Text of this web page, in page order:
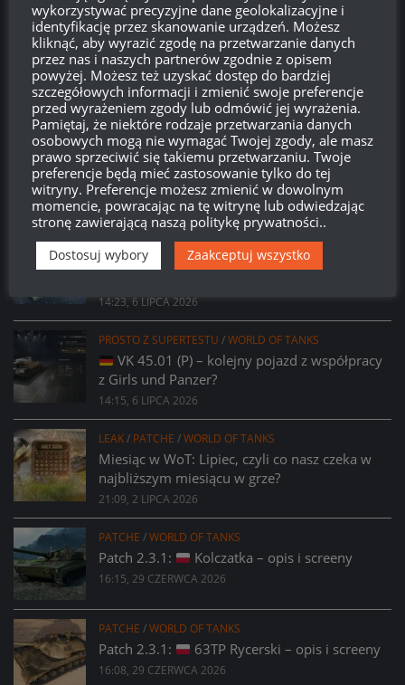
Brakwierzchołka drzewkaod:
581
Dni
03
Godzin
12
Minut
10
Sekund
PROSTO Z SUPERTESTU/WORLD OF TANKS
Prsoto z Supertestu: Zmiany parametrów
14:23, 6 LIPCA 2026
PROSTO Z SUPERTESTU /WORLD OF TANKS
VK 45.01 (P) – kolejny pojazd z współpracy
z Girls und Panzer?
14:15, 6 LIPCA 2026
LEAK/ PATCHE /WORLD OF TANKS
Miesiąc w WoT: Lipiec, czyli co nasz czeka w
najbliższym miesiącu w grze?
21:09, 2 LIPCA 2026
PATCHE /WORLD OF TANKS
Patch 2.3.1: Kolczatka – opis i screeny
16:15, 29 CZERWCA 2026
PATCHE /WORLD OF TANKS
Patch 2.3.1: 63TP Rycerski – opis i screeny
16:08, 29 CZERWCA 2026
wykorzystywać precyzyjne dane geolokalizacyjne i
identyfikację przez skanowanie urządzeń. Możesz
kliknąć, aby wyrazić zgodę na przetwarzanie danych
przez nas i naszych partnerów zgodnie z opisem
powyżej. Możesz też uzyskać dostęp do bardziej
szczegółowych informacji i zmienić swoje preferencje
przed wyrażeniem zgody lub odmówić jej wyrażenia.
Pamiętaj, że niektóre rodzaje przetwarzania danych
osobowych mogą nie wymagać Twojej zgody, ale masz
prawo sprzeciwić się takiemu przetwarzaniu. Twoje
preferencje będą mieć zastosowanie tylko do tej
witryny. Preferencje możesz zmienić w dowolnym
momencie, powracając na tę witrynę lub odwiedzając
stronę zawierającą naszą politykę prywatności..
Dostosuj wybory Zaakceptuj wszystko